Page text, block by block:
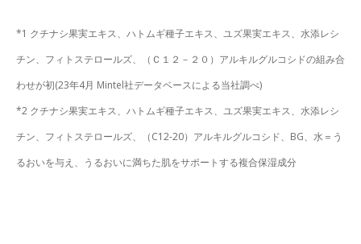
*1 クチナシ果実エキス、ハトムギ種子エキス、ユズ果実エキス、水添レシ
チン、フィトステロールズ、（Ｃ１２－２０）アルキルグルコシドの組み合
わせが初(23年4月 Mintel社データベースによる当社調べ)
*2 クチナシ果実エキス、ハトムギ種子エキス、ユズ果実エキス、水添レシ
チン、フィトステロールズ、（C12-20）アルキルグルコシド、BG、水＝う
るおいを与え、うるおいに満ちた肌をサポートする複合保湿成分